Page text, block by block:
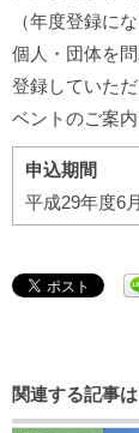
（年度登録に
個人・団体を
登録していた
ベントのご案
申込期間
平成29年度6
関連する記事